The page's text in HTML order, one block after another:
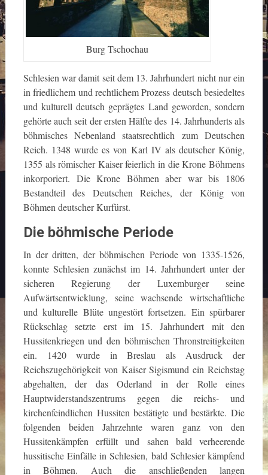
Burg Tschochau
Schlesien war damit seit dem 13. Jahrhundert nicht nur ein
in friedlichem und rechtlichem Prozess deutsch besiedeltes
und kulturell deutsch geprägtes Land geworden, sondern
gehörte auch seit der ersten Hälfte des 14. Jahrhunderts als
böhmisches Nebenland staatsrechtlich zum Deutschen
Reich. 1348 wurde es von Karl IV als deutscher König,
1355 als römischer Kaiser feierlich in die Krone Böhmens
inkorporiert. Die Krone Böhmen aber war bis 1806
Bestandteil des Deutschen Reiches, der König von
Böhmen deutscher Kurfürst.
Die böhmische Periode
In der dritten, der böhmischen Periode von 1335-1526,
konnte Schlesien zunächst im 14. Jahrhundert unter der
sicheren Regierung der Luxemburger seine
Aufwärtsentwicklung, seine wachsende wirtschaftliche
und kulturelle Blüte ungestört fortsetzen. Ein spürbarer
Rückschlag setzte erst im 15. Jahrhundert mit den
Hussitenkriegen und den böhmischen Thronstreitigkeiten
ein. 1420 wurde in Breslau als Ausdruck der
Reichszugehörigkeit von Kaiser Sigismund ein Reichstag
abgehalten, der das Oderland in der Rolle eines
Hauptwiderstandszentrums gegen die reichs- und
kirchenfeindlichen Hussiten bestätigte und bestärkte. Die
folgenden beiden Jahrzehnte waren ganz von den
Hussitenkämpfen erfüllt und sahen bald verheerende
hussitische Einfälle in Schlesien, bald Schlesier kämpfend
in Böhmen. Auch die anschließenden langen